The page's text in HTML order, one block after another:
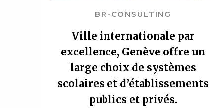
BR-CONSULTING
Ville internationale par
excellence, Genève offre un
large choix de systèmes
scolaires et d’établissements
publics et privés.